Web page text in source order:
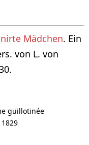
Mädchen. Ein
von L. von
guillotinée
1829